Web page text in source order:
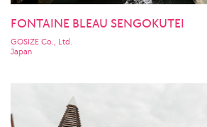
FONTAINE BLEAU SENGOKUTEI
GOSIZE Co., Ltd.
Japan